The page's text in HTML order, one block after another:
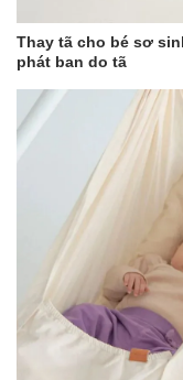
Thay tã cho bé sơ
phát ban do tã